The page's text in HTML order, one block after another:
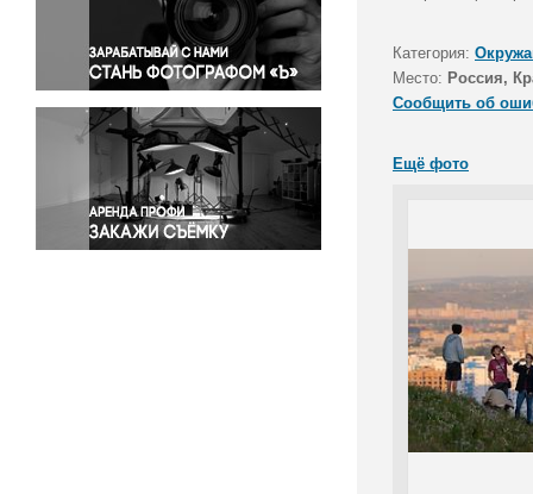
Правосудие
Происшествия и конфликты
Религия
Светская жизнь
Спорт
Экология
Экономика и бизнес
Категория:
Место: Россия,
Сообщить об
Ещё фото